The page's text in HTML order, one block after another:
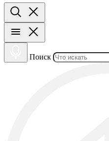
Поиск